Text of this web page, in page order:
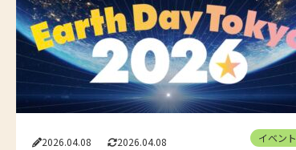
2026.04.08 2026.04.08 イベント